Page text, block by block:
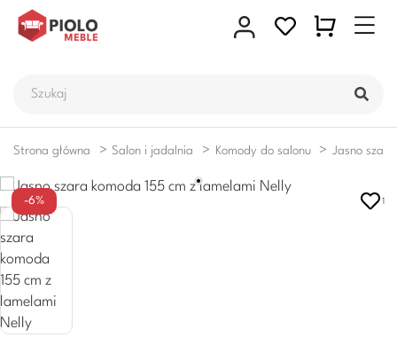
Strona główna Salon i jadalnia Komody do salonu Jasno
-6% 1